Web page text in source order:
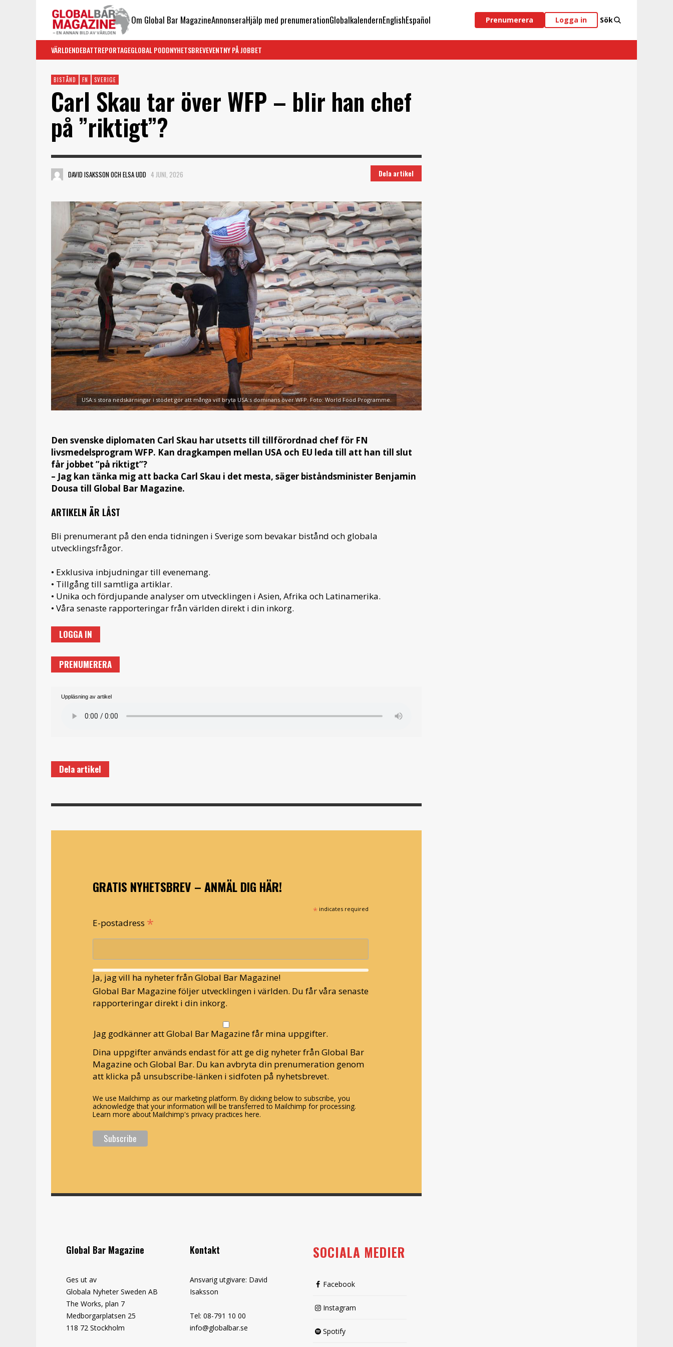
Om Global Bar MagazineAnnonseraHjälp med prenumerationGlobalkalendernEnglishEspañol Prenumerera Logga in Sök
VÄRLDENDEBATTREPORTAGEGLOBAL PODDNYHETSBREVEVENTNY PÅ JOBBET
BISTÅND FN SVERIGE
Carl Skau tar över WFP – blir han chef
på ”riktigt”?
DAVID ISAKSSON OCH ELSA UDD 4 JUNI, 2026 Dela artikel
USA:s stora nedskärningar i stödet gör att många vill bryta USA:s dominans över WFP. Foto: World Food Programme.
Den svenske diplomaten Carl Skau har utsetts till tillförordnad chef för FN
livsmedelsprogram WFP. Kan dragkampen mellan USA och EU leda till att han till slut
får jobbet ”på riktigt”?
– Jag kan tänka mig att backa Carl Skau i det mesta, säger biståndsminister Benjamin
Dousa till Global Bar Magazine.
ARTIKELN ÄR LÅST
Bli prenumerant på den enda tidningen i Sverige som bevakar bistånd och globala
utvecklingsfrågor.
• Exklusiva inbjudningar till evenemang.
• Tillgång till samtliga artiklar.
• Unika och fördjupande analyser om utvecklingen i Asien, Afrika och Latinamerika.
• Våra senaste rapporteringar från världen direkt i din inkorg.
LOGGA IN
PRENUMERERA
Uppläsning av artikel
Dela artikel
GRATIS NYHETSBREV – ANMÄL DIG HÄR!
* indicates required
E-postadress *
Ja, jag vill ha nyheter från Global Bar Magazine!
Global Bar Magazine följer utvecklingen i världen. Du får våra senaste
rapporteringar direkt i din inkorg.
Jag godkänner att Global Bar Magazine får mina uppgifter.
Dina uppgifter används endast för att ge dig nyheter från Global Bar
Magazine och Global Bar. Du kan avbryta din prenumeration genom
att klicka på unsubscribe-länken i sidfoten på nyhetsbrevet.
We use Mailchimp as our marketing platform. By clicking below to subscribe, you
acknowledge that your information will be transferred to Mailchimp for processing.
Learn more about Mailchimp's privacy practices here.
Global Bar Magazine
Ges ut av
Globala Nyheter Sweden AB
The Works, plan 7
Medborgarplatsen 25
118 72 Stockholm
Kontakt
Ansvarig utgivare: David
Isaksson
Tel: 08-791 10 00
info@globalbar.se
SOCIALA MEDIER
Facebook
Instagram
Spotify